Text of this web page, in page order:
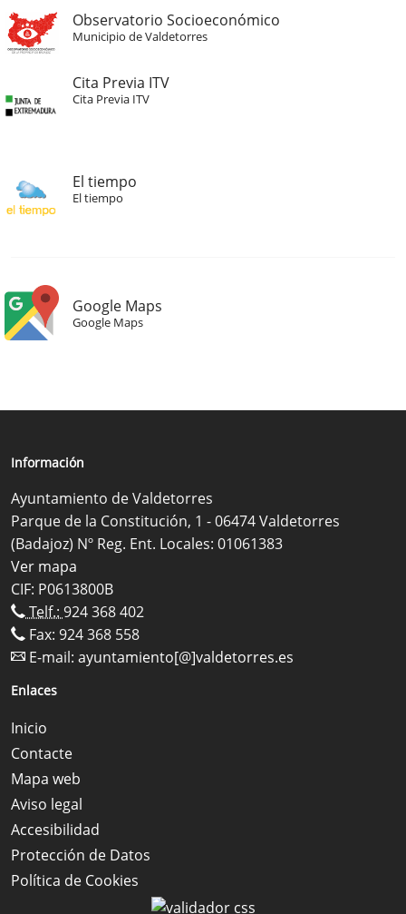
Observatorio Socioeconómico
Municipio de Valdetorres
Cita Previa ITV
Cita Previa ITV
El tiempo
El tiempo
Google Maps
Google Maps
Información
Ayuntamiento de Valdetorres
Parque de la Constitución, 1 - 06474 Valdetorres
(Badajoz) Nº Reg. Ent. Locales: 01061383
Ver mapa
CIF: P0613800B
Telf.: 924 368 402
Fax: 924 368 558
E-mail: ayuntamiento[@]valdetorres.es
Enlaces
Inicio
Contacte
Mapa web
Aviso legal
Accesibilidad
Protección de Datos
Política de Cookies